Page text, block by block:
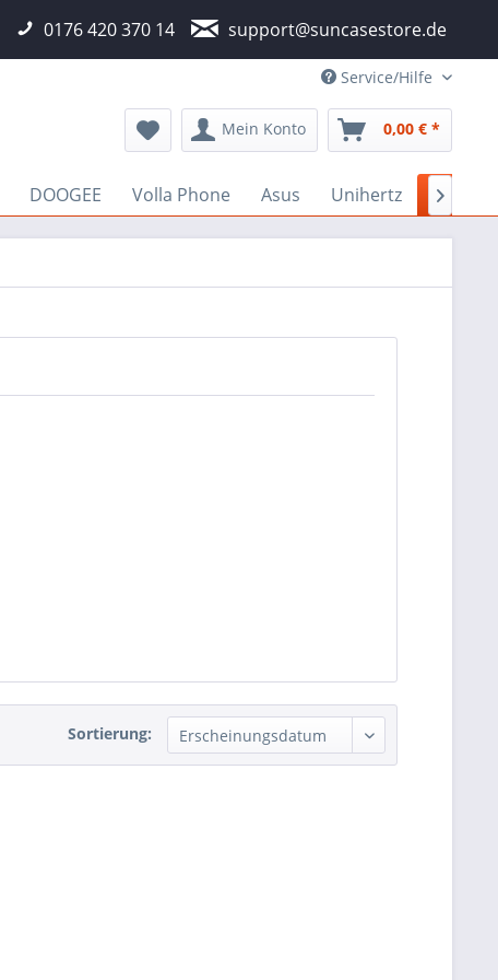
0176 420 370 14 support@suncasestore.de
Service/Hilfe
Mein Konto 0,00 € *
DOOGEE Volla Phone Asus Unihertz OPPO

Sortierung: